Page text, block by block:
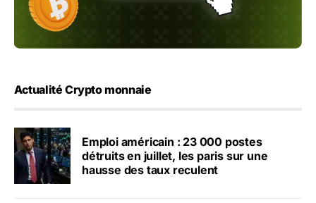
Actualité Crypto monnaie
Emploi américain : 23 000 postes
détruits en juillet, les paris sur une
hausse des taux reculent